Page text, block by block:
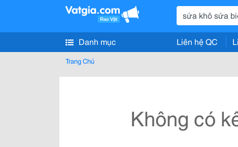
Danh mục Liên hệ QC
Trang Chủ
Không có